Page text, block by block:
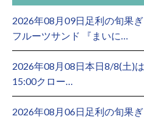
2026年08月09日足利の旬果
フルーツサンド 『まいに…
2026年08月08日本日8/8(土)
15:00クロー…
2026年08月06日足利の旬果